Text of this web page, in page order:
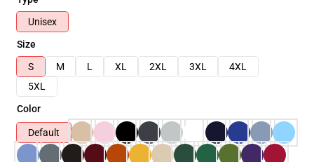
Unisex
Size
S
M L XL 2XL 3XL
4XL
5XL
Color
Default